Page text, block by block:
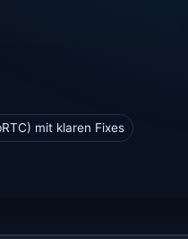
mit klaren Fixes